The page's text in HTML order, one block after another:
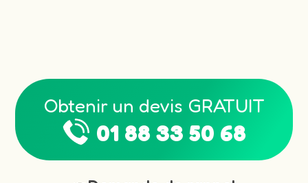
Obtenir un devis GRATUIT
01 88 33 50 68